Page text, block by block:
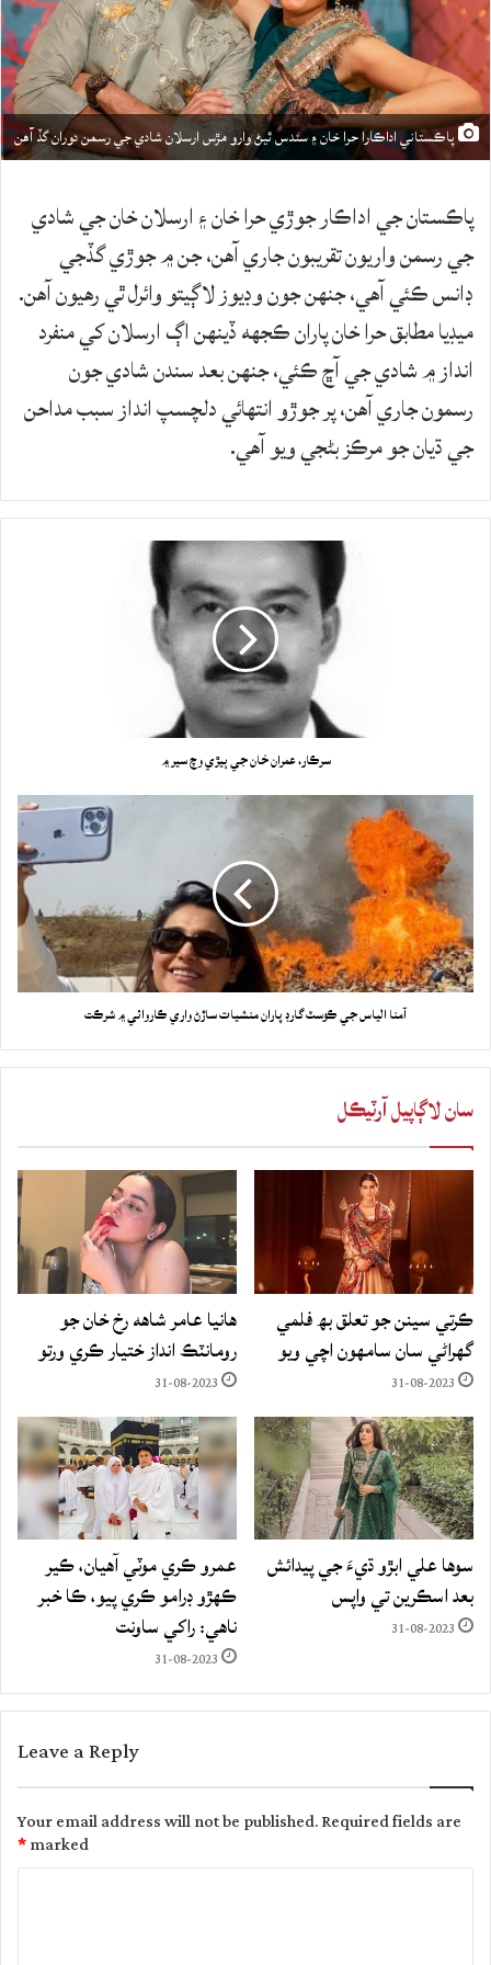
پاڪستاني اداڪارا حرا خان ۽ سندس ٿيڻ وارو مڙس ارسلان شادي جي رسمن دوران گڏ آهن
پاڪستان جي اداڪار جوڙي حرا خان ۽ ارسلان خان جي شادي
جي رسمن واريون تقريبون جاري آهن، جن ۾ جوڙي گڏجي
ڊانس ڪئي آهي، جنهن جون وڊيوز لاڳيتو وائرل ٿي رهيون آهن.
ميڊيا مطابق حرا خان پاران ڪجهه ڏينهن اڳ ارسلان کي منفرد
انداز ۾ شادي جي آڇ ڪئي، جنهن بعد سندن شادي جون
رسمون جاري آهن، پر جوڙو انتهائي دلچسپ انداز سبب مداحن
جي ڌيان جو مرڪز بڻجي ويو آهي.
سرڪار، عمران خان جي ٻيڙي وچ سير ۾
آمنا الياس جي ڪوسٽ گارڊ پاران منشيات ساڙڻ واري ڪاروائي ۾ شرڪت
سان لاڳاپيل آرٽيڪل
ڪرتي سينن جو تعلق بھ فلمي
گهراڻي سان سامهون اچي ويو
31-08-2023
هانيا عامر شاهه رخ خان جو
رومانٽڪ انداز ختيار ڪري ورتو
31-08-2023
سوها علي ابڙو ڌيءَ جي پيدائش
بعد اسڪرين تي واپس
31-08-2023
عمرو ڪري موٽي آهيان، ڪير
ڪهڙو ڊرامو ڪري پيو، ڪا خبر
ناهي: راکي ساونت
31-08-2023
Leave a Reply
Your email address will not be published.Required fields are
marked
*